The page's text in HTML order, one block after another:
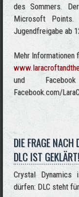
des Sommers.
Microsoft
Jugendfreigabe ab
Mehr Informationen
und
Facebook.com/
DIE FRAGE NACH
DLC IST
Crystal
dürfen: DLC steht